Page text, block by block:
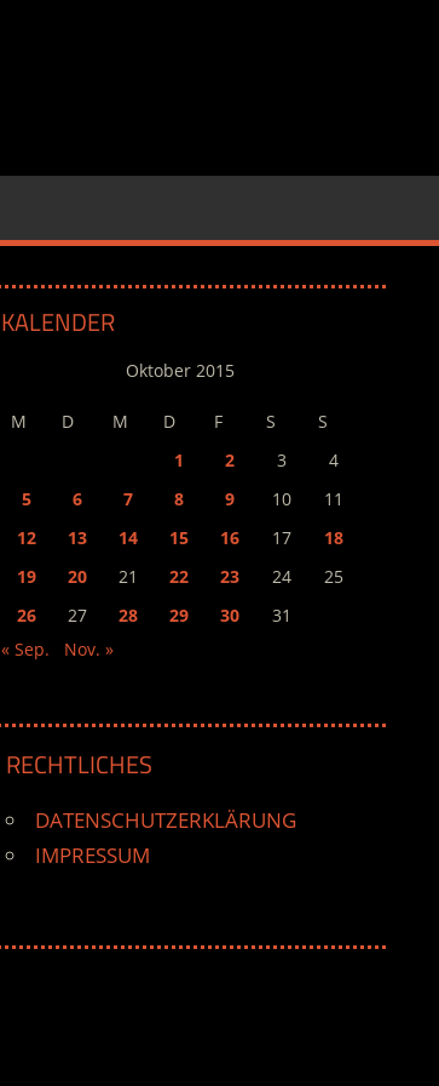
KALENDER
Oktober 2015
M D M D F S
S
1
2 3
4
5
6 7 8 9 10
11
12
13 14 15 16 17
18
19
20 21 22 23 24
25
26
27 28 29 30
31
« Sep.
Nov. »
RECHTLICHES
DATENSCHUTZERKLÄRUNG
IMPRESSUM